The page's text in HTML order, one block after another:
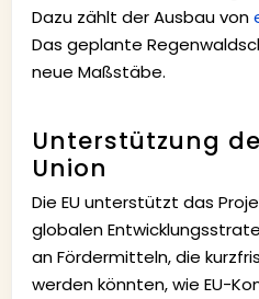
Dazu zählt der Ausbau von
Das geplante
neue Maßstäbe.
Unterstützung
Union
Die EU unterstützt das
globalen
an Fördermitteln, die
werden könnten, wie EU-